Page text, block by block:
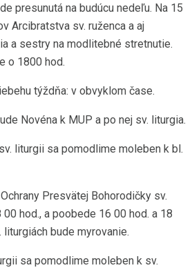
presunutá na budúcu nedeľu. Na 15
Arcibratstva sv. ruženca a aj
a sestry na modlitebné stretnutie.
o 1800 hod.
týždňa: v obvyklom čase.
Novéna k MUP a po nej sv. liturgia.
liturgii sa pomodlime moleben k bl.
Presvätej Bohorodičky sv.
hod., a poobede 16 00 hod. a 18
bude myrovanie.
sa pomodlime moleben k sv.